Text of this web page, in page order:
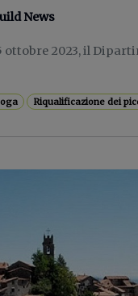
News
ottobre 2023, il
Riqualificazione dei